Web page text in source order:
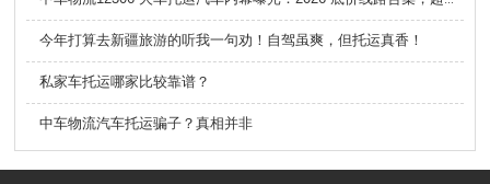
今年打算去新疆旅游的听我一句劝！自驾虽爽，但托运真香！
私家车托运哪家比较靠谱？
中车物流汽车托运骗子？真相并非